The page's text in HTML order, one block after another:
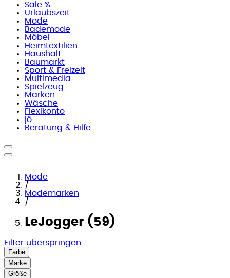
Sale %
Urlaubszeit
Mode
Bademode
Möbel
Heimtextilien
Haushalt
Baumarkt
Sport & Freizeit
Multimedia
Spielzeug
Marken
Wäsche
Flexikonto
jö
Beratung & Hilfe
Mode
/
Modemarken
/
LeJogger (59)
Filter überspringen
Farbe
Marke
Größe